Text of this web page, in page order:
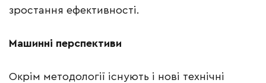
зростання ефективності.
Машинні перспективи
Окрім методології існують і нові технічні